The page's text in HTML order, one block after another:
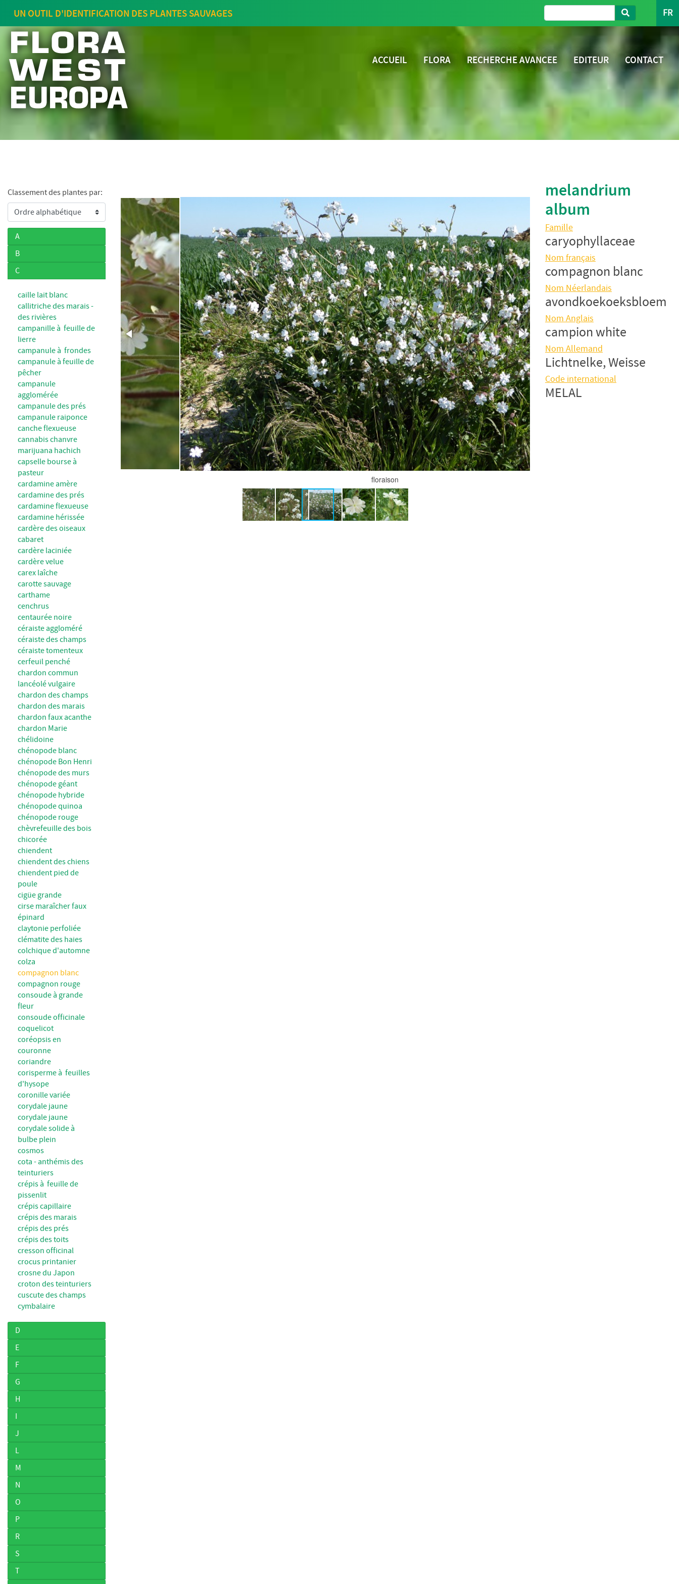
UN OUTIL D'IDENTIFICATION DES PLANTES SAUVAGES FR
ACCUEIL FLORA RECHERCHE AVANCEE EDITEUR CONTACT
Classement des plantes par:
A
B
C
caille lait blanc
callitriche des marais -
des rivières
campanille à feuille de
lierre
campanule à frondes
campanule à feuille de
pêcher
campanule
agglomérée
campanule des prés
campanule raiponce
canche flexueuse
cannabis chanvre
marijuana hachich
capselle bourse à
pasteur
cardamine amère
cardamine des prés
cardamine flexueuse
cardamine hérissée
cardère des oiseaux
cabaret
cardère laciniée
cardère velue
carex laîche
carotte sauvage
carthame
cenchrus
centaurée noire
céraiste aggloméré
céraiste des champs
céraiste tomenteux
cerfeuil penché
chardon commun
lancéolé vulgaire
chardon des champs
chardon des marais
chardon faux acanthe
chardon Marie
chélidoine
chénopode blanc
chénopode Bon Henri
chénopode des murs
chénopode géant
chénopode hybride
chénopode quinoa
chénopode rouge
chèvrefeuille des bois
chicorée
chiendent
chiendent des chiens
chiendent pied de
poule
cigüe grande
cirse maraîcher faux
épinard
claytonie perfoliée
clématite des haies
colchique d'automne
colza
compagnon blanc
compagnon rouge
consoude à grande
fleur
consoude officinale
coquelicot
coréopsis en
couronne
coriandre
corisperme à feuilles
d'hysope
coronille variée
corydale jaune
corydale jaune
corydale solide à
bulbe plein
cosmos
cota - anthémis des
teinturiers
crépis à feuille de
pissenlit
crépis capillaire
crépis des marais
crépis des prés
crépis des toits
cresson officinal
crocus printanier
crosne du Japon
croton des teinturiers
cuscute des champs
cymbalaire
D
E
F
G
H
I
J
L
M
N
O
P
R
S
T
melandrium
album
Famille
caryophyllaceae
Nom français
compagnon blanc
Nom Néerlandais
avondkoekoeksbloem
Nom Anglais
campion white
Nom Allemand
Lichtnelke, Weisse
Code international
MELAL